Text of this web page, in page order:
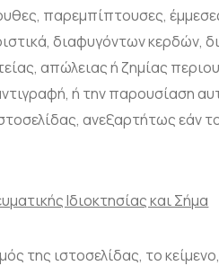
παρεμπίπτουσες,
διαφυγόντων κερδών,
απώλειας ή ζημίας
ή την παρουσίαση
ανεξαρτήτως εάν
Ιδιοκτησίας και Σήμα
της ιστοσελίδας, το